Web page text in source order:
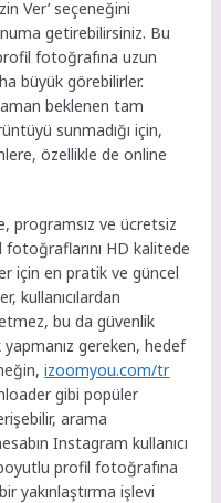
Ver’ seçeneğini
getirebilirsiniz. Bu
fotoğrafına uzun
büyük görebilirler.
beklenen tam
sunmadığı için,
özellikle de online
programsız ve ücretsiz
HD kalitede
için en pratik ve güncel
kullanıcılardan
bu da güvenlik
yapmanız gereken, hedef
izoomyou.com/tr
gibi popüler
arama
Instagram kullanıcı
profil fotoğrafına
yakınlaştırma işlevi